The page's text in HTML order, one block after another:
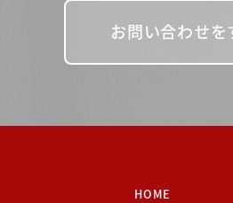
お問い合わせを
HOME